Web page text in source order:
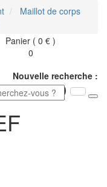
Panier ( 0 € )
0
Nouvelle recherche :
Maillot de corps
ROND